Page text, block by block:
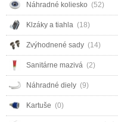
Náhradné koliesko (52)
Klzáky a tiahla (18)
Zvýhodnené sady (14)
Sanitárne mazivá (2)
Náhradné diely (9)
Kartuše (0)